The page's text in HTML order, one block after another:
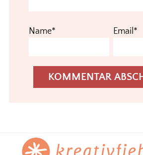
Name* Email*
Footer